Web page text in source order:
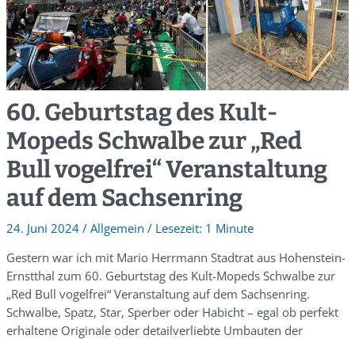
60. Geburtstag des Kult-
Mopeds Schwalbe zur „Red
Bull vogelfrei“ Veranstaltung
auf dem Sachsenring
24. Juni 2024 / Allgemein /
1 Minute
Gestern war ich mit Mario Herrmann Stadtrat aus Hohenstein-
Ernstthal zum 60. Geburtstag des Kult-Mopeds Schwalbe zur
„Red Bull vogelfrei“ Veranstaltung auf dem Sachsenring.
Schwalbe, Spatz, Star, Sperber oder Habicht – egal ob perfekt
erhaltene Originale oder detailverliebte Umbauten der